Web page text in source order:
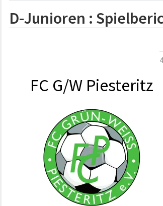
D-Junioren :
FC G/W Piesteritz